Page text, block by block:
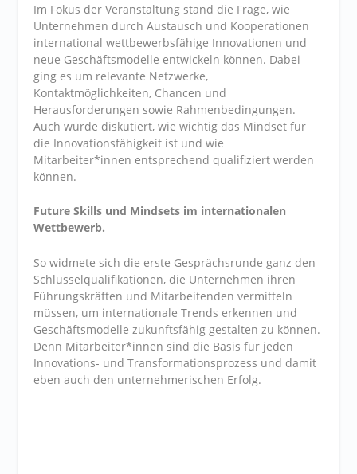
Im Fokus der Veranstaltung stand die Frage, wie
Unternehmen durch Austausch und Kooperationen
international wettbewerbsfähige Innovationen und
neue Geschäftsmodelle entwickeln können. Dabei
ging es um relevante Netzwerke,
Kontaktmöglichkeiten, Chancen und
Herausforderungen sowie Rahmenbedingungen.
Auch wurde diskutiert, wie wichtig das Mindset für
die Innovationsfähigkeit ist und wie
Mitarbeiter*innen entsprechend qualifiziert werden
können.
Future Skills und Mindsets im internationalen
Wettbewerb.
So widmete sich die erste Gesprächsrunde ganz den
Schlüsselqualifikationen, die Unternehmen ihren
Führungskräften und Mitarbeitenden vermitteln
müssen, um internationale Trends erkennen und
Geschäftsmodelle zukunftsfähig gestalten zu können.
Denn Mitarbeiter*innen sind die Basis für jeden
Innovations- und Transformationsprozess und damit
eben auch den unternehmerischen Erfolg.